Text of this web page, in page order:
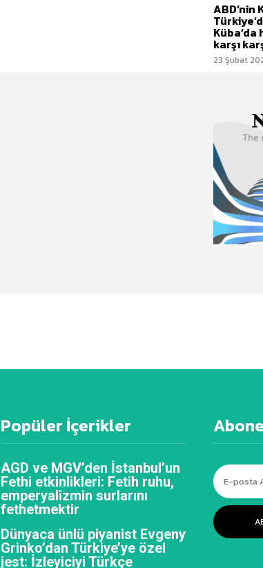
ABD’nin
karşı
23 Şubat
Popüler İçerikler
AGD ve MGV’den İstanbul’un
Fethi etkinlikleri: Fetih ruhu,
emperyalizmin surlarını
fethetmektir
Dünyaca ünlü piyanist Evgeny
Grinko’dan Türkiye’ye özel
jest: İzleyiciyi Türkçe